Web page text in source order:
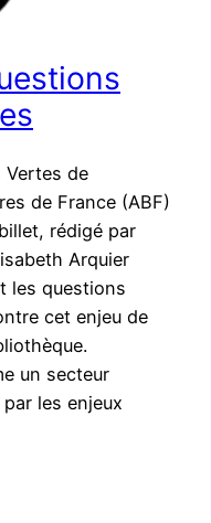
Vertes de
de France (ABF)
rédigé par
Arquier
les questions
cet enjeu de
un secteur
les enjeux